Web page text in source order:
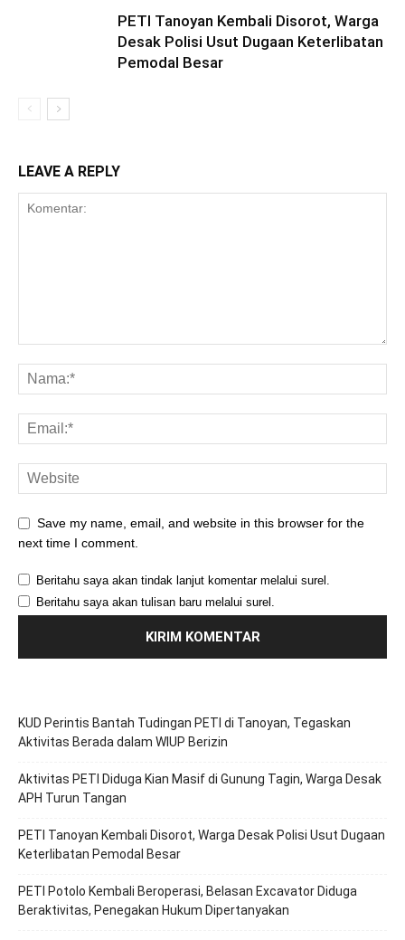
PETI Tanoyan Kembali Disorot, Warga
Desak Polisi Usut Dugaan Keterlibatan
Pemodal Besar
LEAVE A REPLY
Save my name, email, and website in this browser for the
next time I comment.
Beritahu saya akan tindak lanjut komentar melalui surel.
Beritahu saya akan tulisan baru melalui surel.
KUD Perintis Bantah Tudingan PETI di Tanoyan, Tegaskan
Aktivitas Berada dalam WIUP Berizin
Aktivitas PETI Diduga Kian Masif di Gunung Tagin, Warga Desak
APH Turun Tangan
PETI Tanoyan Kembali Disorot, Warga Desak Polisi Usut Dugaan
Keterlibatan Pemodal Besar
PETI Potolo Kembali Beroperasi, Belasan Excavator Diduga
Beraktivitas, Penegakan Hukum Dipertanyakan